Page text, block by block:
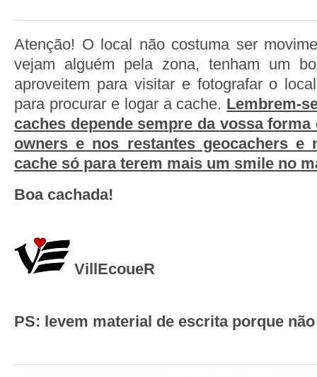
Atenção! O local não costuma ser
vejam alguém pela zona, tenham um
aproveitem para visitar e fotografar o
para procurar e logar a cache. Lembrem-
caches depende sempre da vossa
owners e nos restantes geocachers e
cache só para terem mais um smile no
Boa cachada!
VillEcoueR
PS: levem material de escrita porque